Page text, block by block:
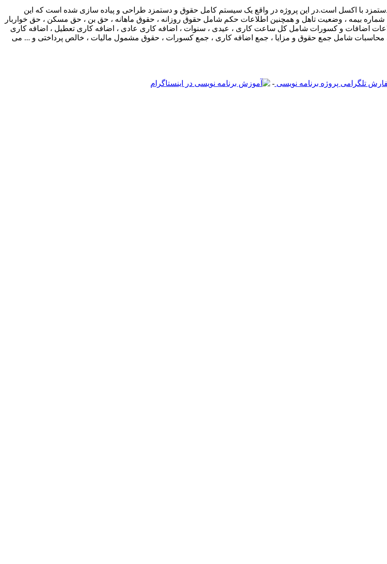
با اکسل است.در این پروژه در واقع یک سیستم کامل حقوق و دستمزد طراحی و پیاده سازی شده است که این
بیمه ، وضعیت تاهل و همچنین اطلاعات حکم شامل حقوق روزانه ، حقوق ماهانه ، حق بن ، حق مسکن ، حق خواربار
اضافات و کسورات شامل کل ساعت کاری ، عیدی ، سنوات ، اضافه کاری عادی ، اضافه کاری تعطیل ، اضافه کاری
محاسبات شامل جمع حقوق و مزایا ، جمع اضافه کاری ، جمع کسورات ، حقوق مشمول مالیات ، خالص پرداختی و ... می
-